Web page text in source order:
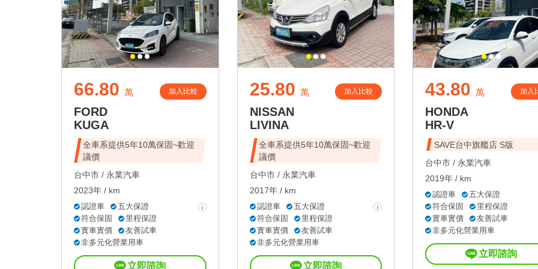
66.80 萬 加入比較
FORD
KUGA
全車系提供5年10萬保固~歡迎
議價
台中市 / 永業汽車
2023年 / km
認證車
五大保證
符合保固
里程保證
實車實價
友善試車
非多元化營業用車
立即諮詢
25.80 萬 加入比較
NISSAN
LIVINA
全車系提供5年10萬保固~歡迎
議價
台中市 / 永業汽車
2017年 / km
認證車
五大保證
符合保固
里程保證
實車實價
友善試車
非多元化營業用車
立即諮詢
43.80 萬 加入
HONDA
HR-V
SAVE台中旗艦店 S版
台中市 / 永業汽車
2019年 / km
認證車
五大保證
符合保固
里程保證
實車實價
友善試車
非多元化營業用車
立即諮詢